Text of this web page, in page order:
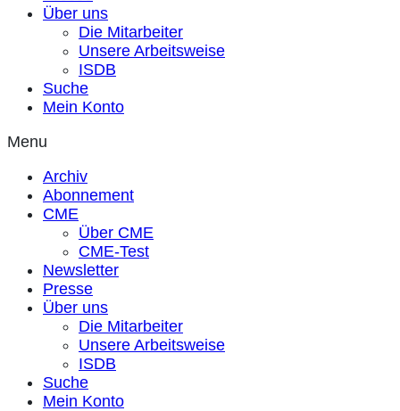
Über uns
Die Mitarbeiter
Unsere Arbeitsweise
ISDB
Suche
Mein Konto
Menu
Archiv
Abonnement
CME
Über CME
CME-Test
Newsletter
Presse
Über uns
Die Mitarbeiter
Unsere Arbeitsweise
ISDB
Suche
Mein Konto